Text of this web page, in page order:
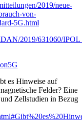
2019/neue-
von-
5G.html
IDAN/2019/631060/
es Hinweise auf
Felder? Eine
Zellstudien in Bezug